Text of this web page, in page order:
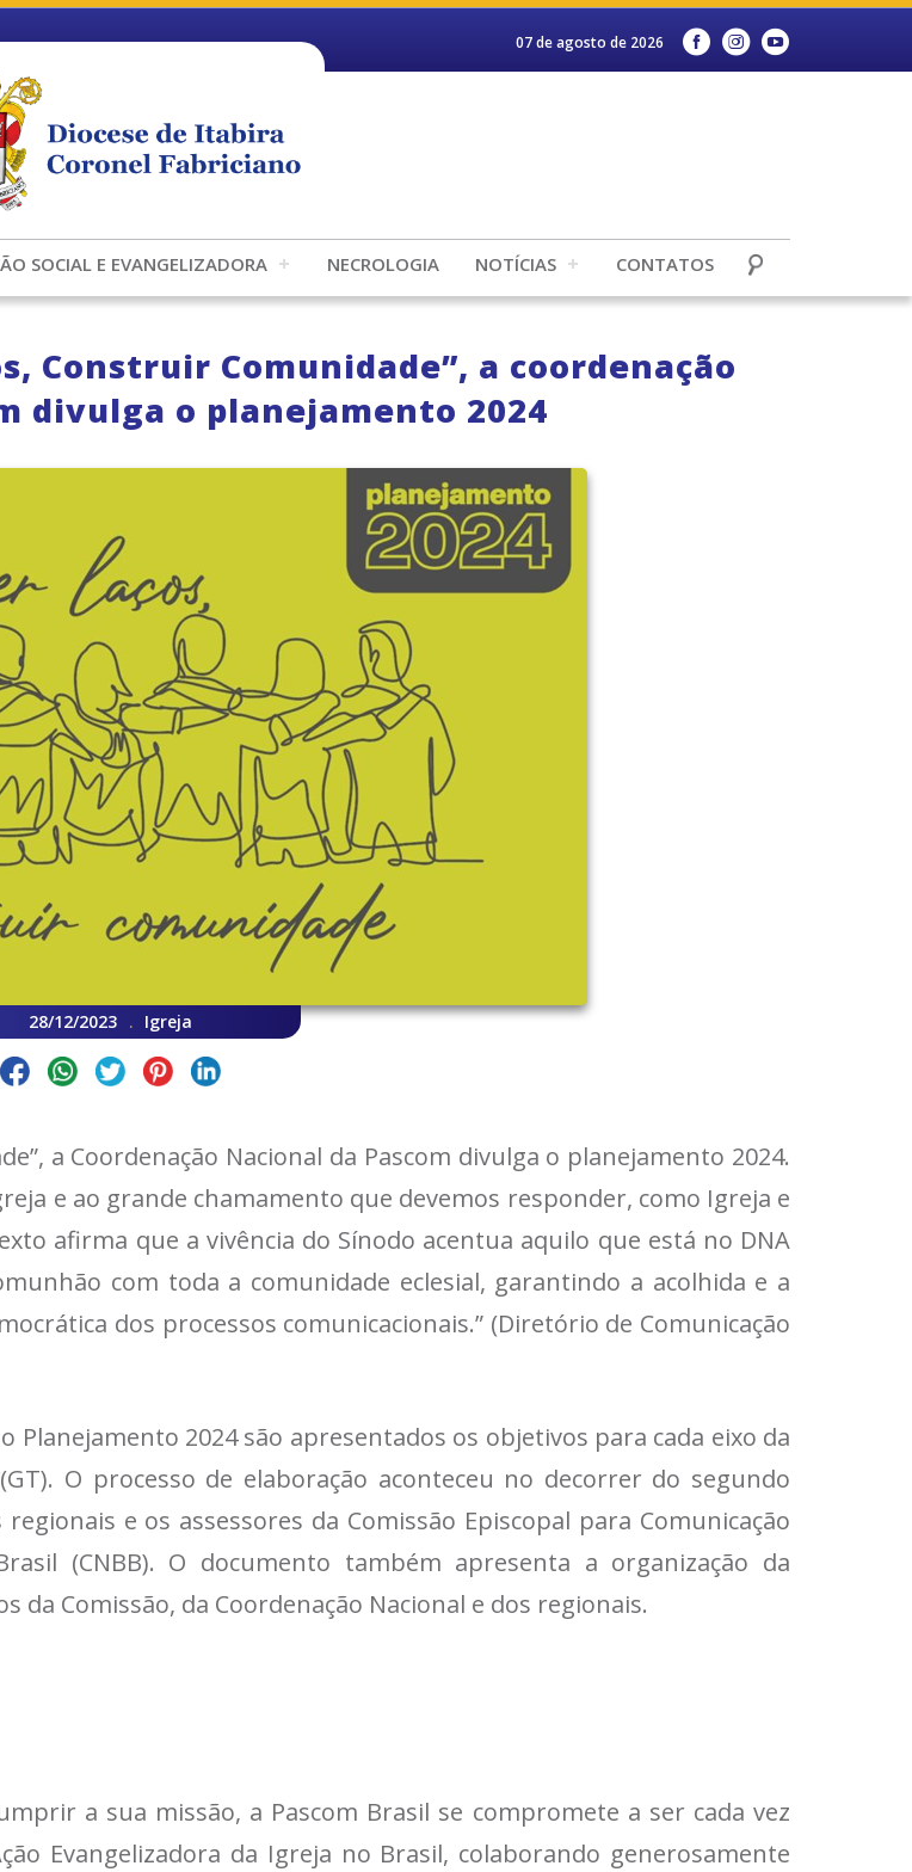
07 de agosto de 2026
SOCIAL E EVANGELIZADORA NECROLOGIA NOTÍCIAS CONTATOS
Construir Comunidade”, a coordenação
divulga o planejamento 2024
28/12/2023 . Igreja
a Coordenação Nacional da Pascom divulga o planejamento 2024.
e ao grande chamamento que devemos responder, como Igreja e
afirma que a vivência do Sínodo acentua aquilo que está no DNA
com toda a comunidade eclesial, garantindo a acolhida e a
dos processos comunicacionais.” (Diretório de Comunicação
2024 são apresentados os objetivos para cada eixo da
O processo de elaboração aconteceu no decorrer do segundo
e os assessores da Comissão Episcopal para Comunicação
(CNBB). O documento também apresenta a organização da
da Comissão, da Coordenação Nacional e dos regionais.
a sua missão, a Pascom Brasil se compromete a ser cada vez
Evangelizadora da Igreja no Brasil, colaborando generosamente